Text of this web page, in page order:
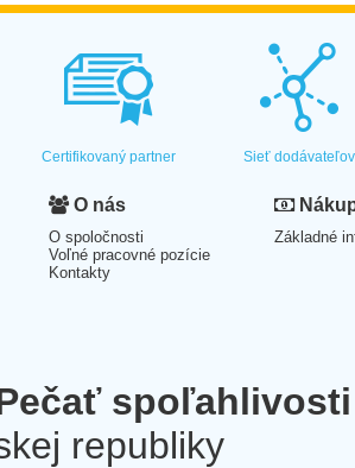
Certifikovaný partner Sieť dodávateľov
O nás
O spoločnosti
Voľné pracovné pozície
Kontakty
Základné
spoľahlivosti
republiky